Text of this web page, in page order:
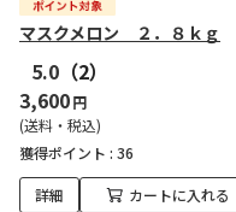
マスクメロン ２．８ｋｇ
5.0 （2）
3,600円
(送料・税込)
獲得ポイント : 36
詳細 カートに入れる